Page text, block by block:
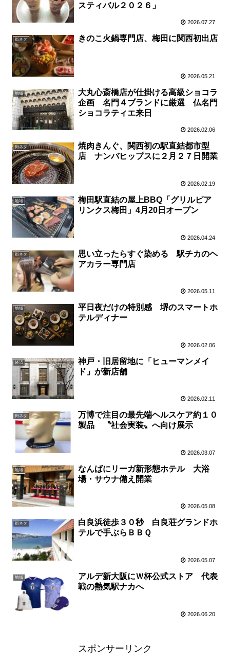
スティバル２０２６」
2026.07.27
街ネタ きのこ火鍋専門店、梅田に関西初出店
2026.05.21
地域
大丸心斎橋店が仕掛ける高級ショコラ
企画 名門４ブランドに厳選 仏名門
ショコラティエ来日
2026.02.06
街ネタ
焼肉きんぐ、関西初の駅直結都市型
店 ナンバヒップスに２月２７日開業
2026.02.19
地域
梅田駅直結の屋上BBQ「グリルピア
リンクス梅田」4月20日オープン
2026.04.24
街ネタ
思い立ったらすぐ染める 駅チカのヘ
アカラー専門店
2026.05.11
地域
平日夜だけの特別感 堺のスマートホ
テルディナー
2026.02.06
経済
神戸・旧居留地に「ヒューマンメイ
ド」が新店舗
2026.02.11
街ネタ
万博で注目の最先端ヘルスケア約１０
製品 〝社会実装〟へ向け展示
2026.03.07
地域
なんばにリーガ新形態ホテル 大浴
場・サウナ備え開業
2026.05.08
街ネタ
白良浜徒歩３０秒 白良荘グランドホ
テルで手ぶらＢＢＱ
2026.05.07
地域
アルデ新大阪にＷ杯公式ストア 代表
戦の熱気駅ナカへ
2026.06.20
スポンサーリンク